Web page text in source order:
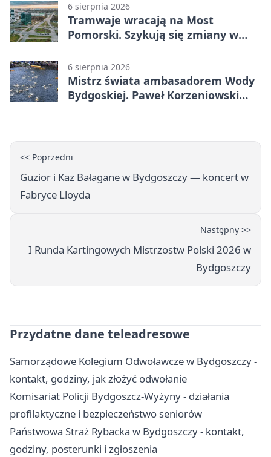
6 sierpnia 2026
Tramwaje wracają na Most
Pomorski. Szykują się zmiany w
6 sierpnia 2026
Mistrz świata ambasadorem Wody
Bydgoskiej. Paweł Korzeniowski
<< Poprzedni
Guzior i Kaz Bałagane w Bydgoszczy — koncert w
Fabryce Lloyda
Następny >>
I Runda Kartingowych Mistrzostw Polski 2026 w
Bydgoszczy
Przydatne dane teleadresowe
Samorządowe Kolegium Odwoławcze w Bydgoszczy -
kontakt, godziny, jak złożyć odwołanie
Komisariat Policji Bydgoszcz-Wyżyny - działania
profilaktyczne i bezpieczeństwo seniorów
Państwowa Straż Rybacka w Bydgoszczy - kontakt,
godziny, posterunki i zgłoszenia